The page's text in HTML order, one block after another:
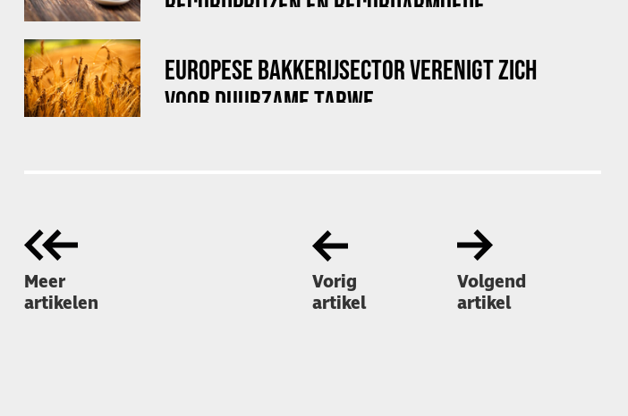
EUROPESE BAKKERIJSECTOR VERENIGT ZICH
VOOR DUURZAME TARWE
Meer
artikelen
Vorig
artikel
Volgend
artikel